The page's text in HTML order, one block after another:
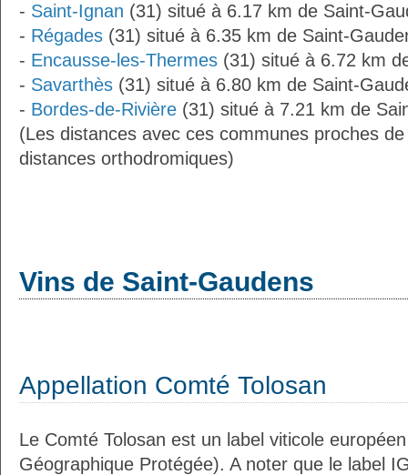
- Saint-Ignan (31) situé à 6.17 km de Saint-
- Régades (31) situé à 6.35 km de Saint-
- Encausse-les-Thermes (31) situé à 6.72 km
- Savarthès (31) situé à 6.80 km de Saint-
- Bordes-de-Rivière (31) situé à 7.21 km de
(Les distances avec ces communes proches
distances orthodromiques)
Vins de Saint-Gaudens
Appellation Comté Tolosan
Le Comté Tolosan est un label viticole
Géographique Protégée). A noter que le label